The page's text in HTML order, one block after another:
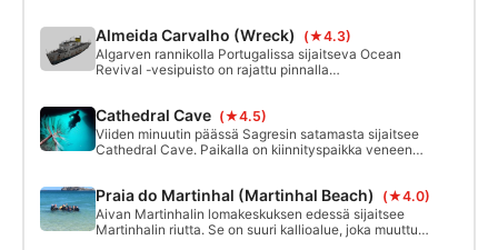
ainutlaatuisina keinotekoisena riuttana. Oliveira e
Carmo on yksi näistä aluksista.
Almeida Carvalho (Wreck)
(★4.3)
Algarven rannikolla Portugalissa sijaitseva Ocean
Revival -vesipuisto on rajattu pinnalla
keinotekoisina riuttoina. Almeida Carvalho on yksi
näistä aluksista. Pituus 64 m, leveys 12 m, upotettu 21.
syyskuuta 2013. Max syvyys - 30m!
Cathedral Cave (★4.5)
Viiden minuutin päässä Sagresin satamasta sijaitsee
Cathedral Cave. Paikalla on kiinnityspaikka veneen
Luolan pohjapiirros on pyöreä, ja siinä on kaksi
sisäkkäistä ilmakammiota, joista suurin muistuttaa
katedraalin kupolia...
Praia do Martinhal (Martinhal Beach)
(★4.0)
Aivan Martinhalin lomakeskuksen edessä sijaitsee
Martinhalin riutta. Se on suuri kallioalue, joka muuttuu